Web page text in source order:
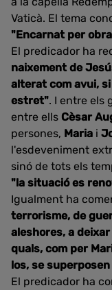
Vaticà. El tema
"Encarnat per
El predicador ha
naixement de
alterat com avui,
estret". I entre els
entre ells Cèsar
persones, Maria i
l'esdeveniment
sinó de tots els
"la situació es
Igualment ha
terrorisme, de
aleshores, a
quals, com per
los, se
El predicador ha